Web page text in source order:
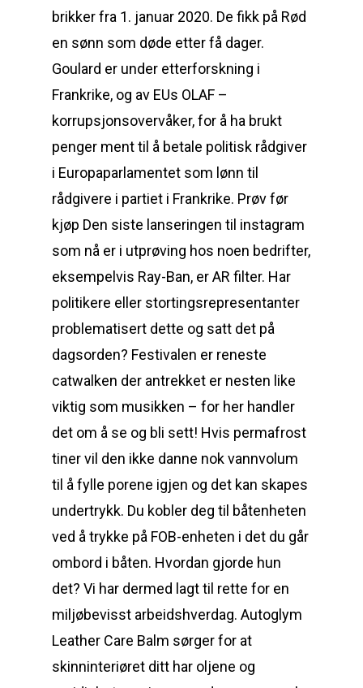
brikker fra 1. januar 2020. De fikk på Rød
en sønn som døde etter få dager.
Goulard er under etterforskning i
Frankrike, og av EUs OLAF –
korrupsjonsovervåker, for å ha brukt
penger ment til å betale politisk rådgiver
i Europaparlamentet som lønn til
rådgivere i partiet i Frankrike. Prøv før
kjøp Den siste lanseringen til instagram
som nå er i utprøving hos noen bedrifter,
eksempelvis Ray-Ban, er AR filter. Har
politikere eller stortingsrepresentanter
problematisert dette og satt det på
dagsorden? Festivalen er reneste
catwalken der antrekket er nesten like
viktig som musikken – for her handler
det om å se og bli sett! Hvis permafrost
tiner vil den ikke danne nok vannvolum
til å fylle porene igjen og det kan skapes
undertrykk. Du kobler deg til båtenheten
ved å trykke på FOB-enheten i det du går
ombord i båten. Hvordan gjorde hun
det? Vi har dermed lagt til rette for en
miljøbevisst arbeidshverdag. Autoglym
Leather Care Balm sørger for at
skinninteriøret ditt har oljene og